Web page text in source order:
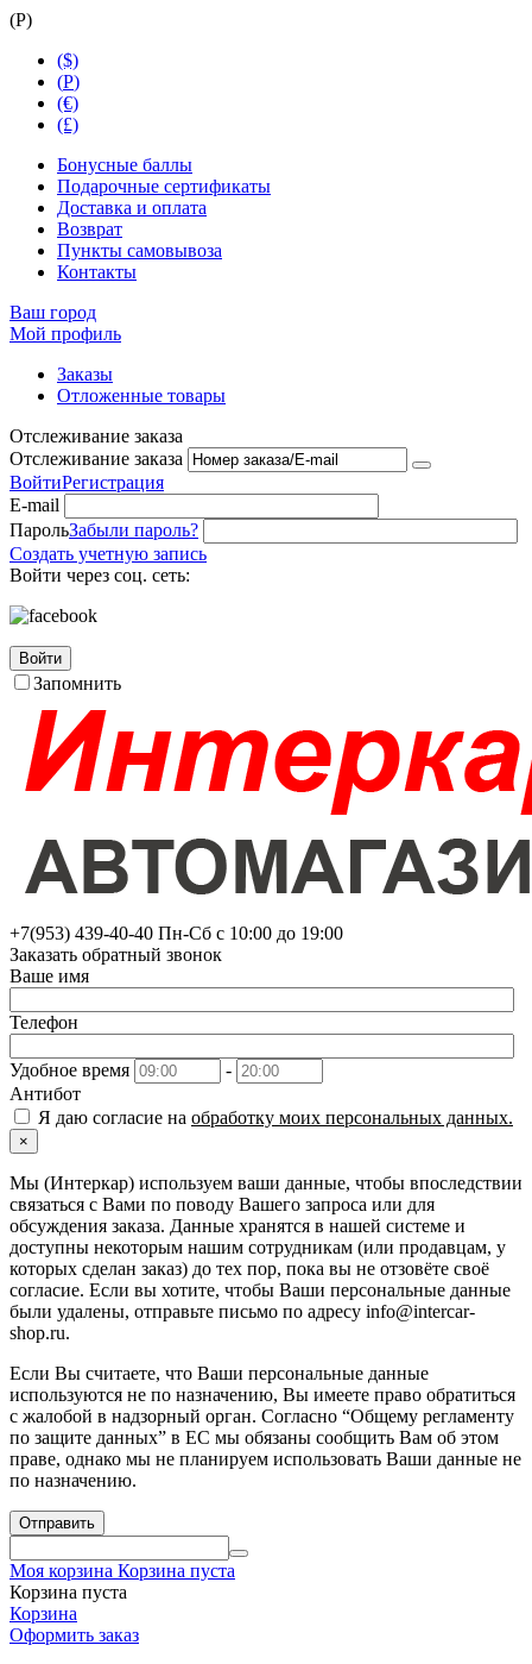
(Р)
($)
(Р)
(€)
(£)
Бонусные баллы
Подарочные сертификаты
Доставка и оплата
Возврат
Пункты самовывоза
Контакты
Ваш город
Мой профиль
Заказы
Отложенные товары
Отслеживание заказа
Отслеживание заказа
ВойтиРегистрация
E-mail
ПарольЗабыли пароль?
Создать учетную запись
Войти через соц. сеть:
Войти
Запомнить
+7(953) 439-40-40 Пн-Сб с 10:00 до 19:00
Заказать обратный звонок
Ваше имя
Телефон
Удобное время
-
Антибот
Я даю согласие на обработку моих персональных данных.
×
Мы (Интеркар) используем ваши данные, чтобы впоследствии
связаться с Вами по поводу Вашего запроса или для
обсуждения заказа. Данные хранятся в нашей системе и
доступны некоторым нашим сотрудникам (или продавцам, у
которых сделан заказ) до тех пор, пока вы не отзовёте своё
согласие. Если вы хотите, чтобы Ваши персональные данные
были удалены, отправьте письмо по адресу info@intercar-
shop.ru.
Если Вы считаете, что Ваши персональные данные
используются не по назначению, Вы имеете право обратиться
с жалобой в надзорный орган. Согласно “Общему регламенту
по защите данных” в ЕС мы обязаны сообщить Вам об этом
праве, однако мы не планируем использовать Ваши данные не
по назначению.
Отправить
Моя корзина Корзина пуста
Корзина пуста
Корзина
Оформить заказ